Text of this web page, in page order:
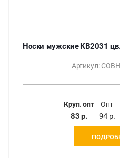
Носки мужские КВ2031
Артикул:
Круп. опт
83 р.
Опт
94 р.